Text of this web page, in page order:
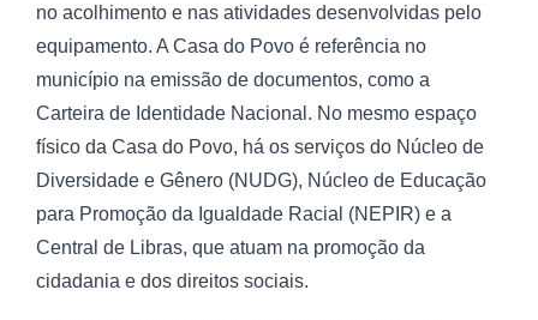
no acolhimento e nas atividades desenvolvidas pelo
equipamento. A Casa do Povo é referência no
município na emissão de documentos, como a
Carteira de Identidade Nacional. No mesmo espaço
físico da Casa do Povo, há os serviços do Núcleo de
Diversidade e Gênero (NUDG), Núcleo de Educação
para Promoção da Igualdade Racial (NEPIR) e a
Central de Libras, que atuam na promoção da
cidadania e dos direitos sociais.